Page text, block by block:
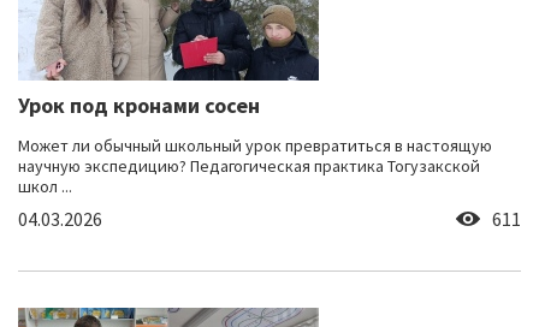
Урок под кронами сосен
Может ли обычный школьный урок превратиться в настоящую
научную экспедицию? Педагогическая практика Тогузакской
школ ...
04.03.2026 611